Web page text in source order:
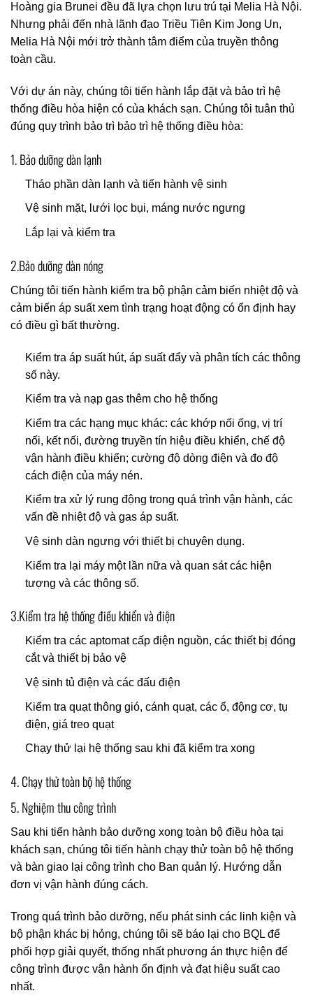
Hoàng gia Brunei đều đã lựa chọn lưu trú tại Melia Hà Nội.
Nhưng phải đến nhà lãnh đạo Triều Tiên Kim Jong Un,
Melia Hà Nội mới trở thành tâm điểm của truyền thông
toàn cầu.
Với dự án này, chúng tôi tiến hành lắp đặt và bảo trì hệ
thống điều hòa hiện có của khách sạn. Chúng tôi tuân thủ
đúng quy trình bảo trì bảo trì hệ thống điều hòa:
1. Bảo dưỡng dàn lạnh
Tháo phần dàn lạnh và tiến hành vệ sinh
Vệ sinh mặt, lưới lọc bụi, máng nước ngưng
Lắp lại và kiểm tra
2.Bảo dưỡng dàn nóng
Chúng tôi tiến hành kiểm tra bộ phận cảm biến nhiệt độ và
cảm biến áp suất xem tình trạng hoạt động có ổn định hay
có điều gì bất thường.
Kiểm tra áp suất hút, áp suất đẩy và phân tích các thông
số này.
Kiểm tra và nạp gas thêm cho hệ thống
Kiểm tra các hạng mục khác: các khớp nối ống, vị trí
nối, kết nối, đường truyền tín hiệu điều khiển, chế độ
vận hành điều khiển; cường độ dòng điện và đo độ
cách điện của máy nén.
Kiểm tra xử lý rung động trong quá trình vận hành, các
vấn đề nhiệt độ và gas áp suất.
Vệ sinh dàn ngưng với thiết bị chuyên dụng.
Kiểm tra lại máy một lần nữa và quan sát các hiện
tượng và các thông số.
3.Kiểm tra hệ thống điều khiển và điện
Kiểm tra các aptomat cấp điện nguồn, các thiết bị đóng
cắt và thiết bị bảo vệ
Vệ sinh tủ điện và các đấu điện
Kiểm tra quạt thông gió, cánh quạt, các ổ, động cơ, tụ
điện, giá treo quạt
Chạy thử lại hệ thống sau khi đã kiểm tra xong
4. Chạy thử toàn bộ hệ thống
5. Nghiệm thu công trình
Sau khi tiến hành bảo dưỡng xong toàn bộ điều hòa tại
khách sạn, chúng tôi tiến hành chạy thử toàn bộ hệ thống
và bàn giao lại công trình cho Ban quản lý. Hướng dẫn
đơn vị vận hành đúng cách.
Trong quá trình bảo dưỡng, nếu phát sinh các linh kiện và
bộ phận khác bị hỏng, chúng tôi sẽ báo lại cho BQL để
phối hợp giải quyết, thống nhất phương án thực hiện để
công trình được vận hành ổn định và đạt hiệu suất cao
nhất.